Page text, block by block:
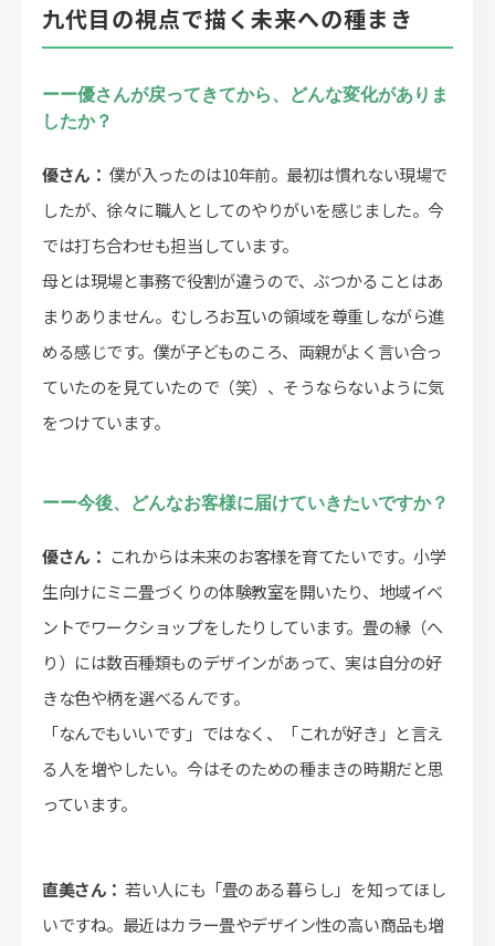
九代目の視点で描く未来への種まき
ーー優さんが戻ってきてから、どんな変化がありま
したか？
優さん： 僕が入ったのは10年前。最初は慣れない現場で
したが、徐々に職人としてのやりがいを感じました。今
では打ち合わせも担当しています。
母とは現場と事務で役割が違うので、ぶつかることはあ
まりありません。むしろお互いの領域を尊重しながら進
める感じです。僕が子どものころ、両親がよく言い合っ
ていたのを見ていたので（笑）、そうならないように気
をつけています。
ーー今後、どんなお客様に届けていきたいですか？
優さん： これからは未来のお客様を育てたいです。小学
生向けにミニ畳づくりの体験教室を開いたり、地域イベ
ントでワークショップをしたりしています。畳の縁（へ
り）には数百種類ものデザインがあって、実は自分の好
きな色や柄を選べるんです。
「なんでもいいです」ではなく、「これが好き」と言え
る人を増やしたい。今はそのための種まきの時期だと思
っています。
直美さん： 若い人にも「畳のある暮らし」を知ってほし
いですね。最近はカラー畳やデザイン性の高い商品も増